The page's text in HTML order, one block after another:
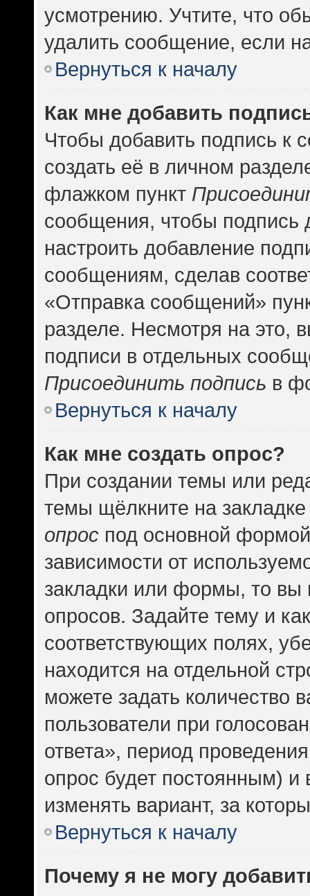
усмотрению. Учтите, что
удалить сообщение, если
Вернуться к началу
Как мне добавить
Чтобы добавить подпись
создать её в личном
флажком пункт
сообщения, чтобы подпись
настроить добавление
сообщениям, сделав
«Отправка сообщений»
разделе. Несмотря на это,
подписи в отдельных
Присоединить подпись в
Вернуться к началу
Как мне создать опрос?
При создании темы или
темы щёлкните на
опрос под основной
зависимости от
закладки или формы, то вы
опросов. Задайте тему и
соответствующих полях,
находится на отдельной
можете задать количество
пользователи при
ответа», период
опрос будет постоянным) и
изменять вариант, за
Вернуться к началу
Почему я не могу